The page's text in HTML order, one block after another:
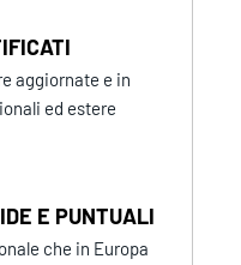
aggiornate e in
ed estere
E PUNTUALI
che in Europa